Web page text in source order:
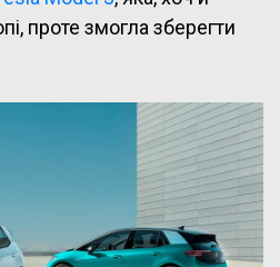
проте змогла зберегти